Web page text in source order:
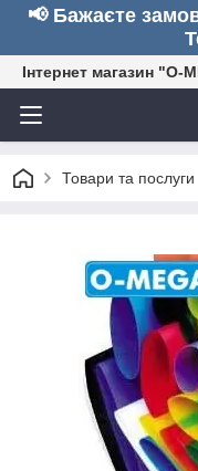
📢 Бажаєте
Інтернет магазин "O-
Товари та послуги